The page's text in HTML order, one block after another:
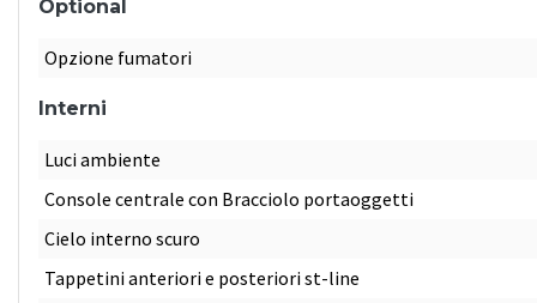
Optional
Opzione fumatori
Interni
Luci ambiente
Console centrale con Bracciolo portaoggetti
Cielo interno scuro
Tappetini anteriori e posteriori st-line